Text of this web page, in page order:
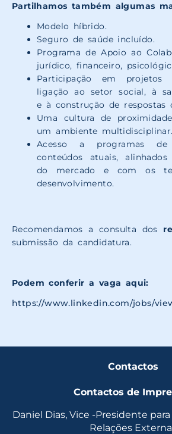
Partilhamos também algumas
Modelo híbrido.
Seguro de saúde incluído.
Programa de Apoio ao
jurídico, financeiro,
Participação em projetos
ligação ao setor social, à
e à construção de respostas
Uma cultura de
um ambiente multidisciplinar.
Acesso a programas
conteúdos atuais,
do mercado e com os
desenvolvimento.
Recomendamos a consulta dos
submissão da candidatura.
Podem conferir a vaga aqui:
https://www.linkedin.com/jobs/
Contactos
Contactos de
Daniel Dias, Vice -Presidente
Relações